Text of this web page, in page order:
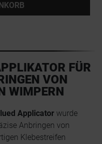
FÜR
VON
WIMPERN
Applicator wurde
Anbringen von
Klebestreifen